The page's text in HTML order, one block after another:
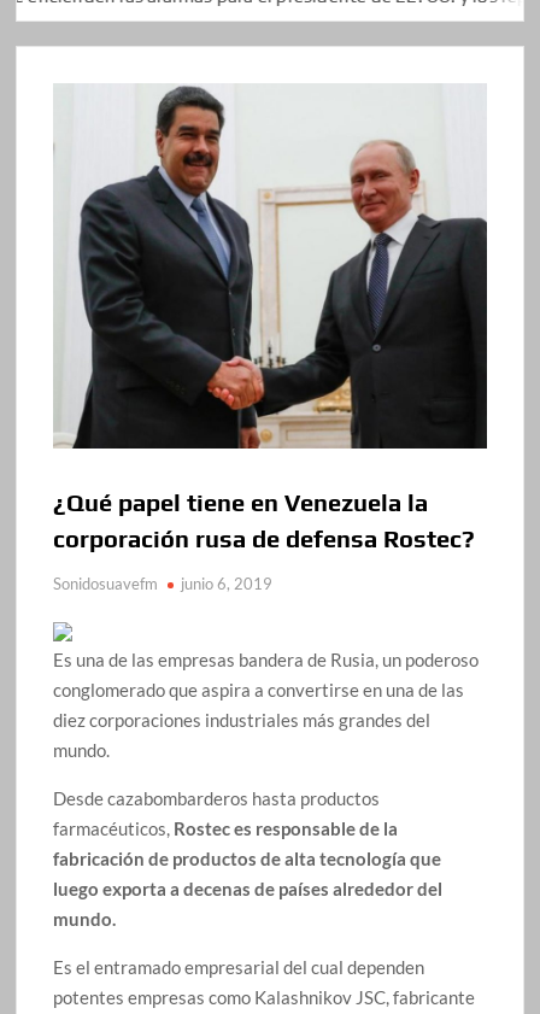
¿Qué papel tiene en Venezuela la
corporación rusa de defensa Rostec?
Sonidosuavefm junio 6, 2019
Es una de las empresas bandera de Rusia, un poderoso
conglomerado que aspira a convertirse en una de las
diez corporaciones industriales más grandes del
mundo.
Desde cazabombarderos hasta productos
farmacéuticos, Rostec es responsable de la
fabricación de productos de alta tecnología que
luego exporta a decenas de países alrededor del
mundo.
Es el entramado empresarial del cual dependen
potentes empresas como Kalashnikov JSC, fabricante